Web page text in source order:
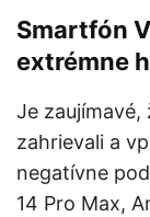
Smartfón
extrémne
Je
zahrievali a
negatívne
14 Pro Max,